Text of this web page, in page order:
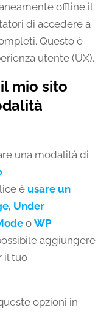
offline il
di accedere a
Questo è
utente (UX).
mio sito
una modalità di
è usare un
Under
o WP
aggiungere
il tuo
opzioni in